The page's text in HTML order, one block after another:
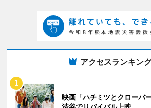
アクセスランキング
映画「ハチミツとクローバ